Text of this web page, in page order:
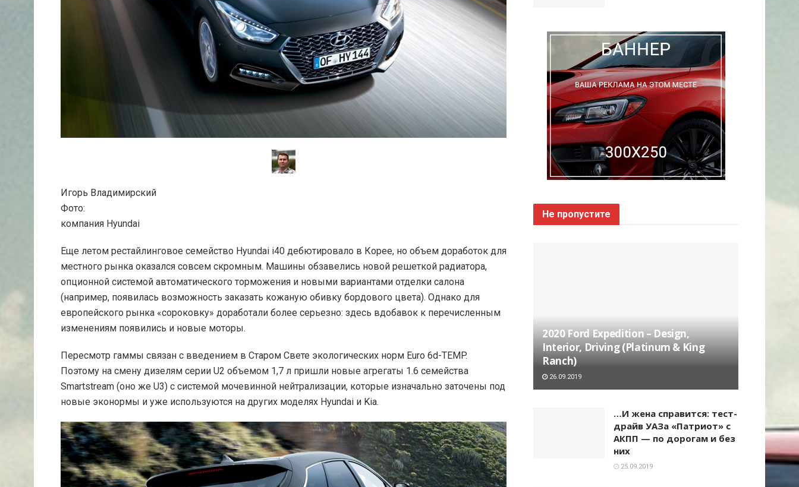
Игорь Владимирский
Фото:
компания Hyundai
Еще летом рестайлинговое семейство Hyundai i40 дебютировало в Корее, но объем доработок для
местного рынка оказался совсем скромным. Машины обзавелись новой решеткой радиатора,
опционной системой автоматического торможения и новыми вариантами отделки салона
(например, появилась возможность заказать кожаную обивку бордового цвета). Однако для
европейского рынка «сороковку» доработали более серьезно: здесь вдобавок к перечисленным
изменениям появились и новые моторы.
Пересмотр гаммы связан с введением в Старом Свете экологических норм Euro 6d-TEMP.
Поэтому на смену дизелям серии U2 объемом 1,7 л пришли новые агрегаты 1.6 семейства
Smartstream (оно же U3) с системой мочевинной нейтрализации, которые изначально заточены под
новые эконормы и уже используются на других моделях Hyundai и Kia.
Не пропустите
2020 Ford Expedition – Design,
Interior, Driving (Platinum & King
Ranch)
26.09.2019
…И жена справится: тест-
драйв УАЗа «Патриот» с
АКПП — по дорогам и без
них
25.09.2019